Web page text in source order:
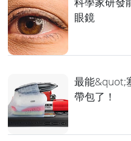
眼鏡
最能&quot;
帶包了！